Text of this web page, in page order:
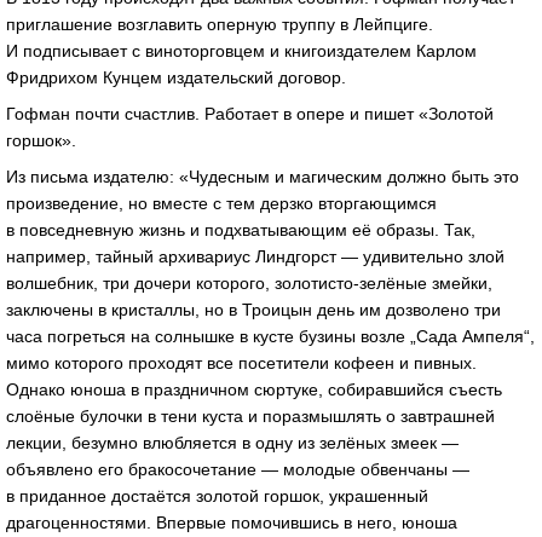
приглашение возглавить оперную труппу в Лейпциге.
И подписывает с виноторговцем и книгоиздателем Карлом
Фридрихом Кунцем издательский договор.
Гофман почти счастлив. Работает в опере и пишет «Золотой
горшок».
Из письма издателю: «Чудесным и магическим должно быть это
произведение, но вместе с тем дерзко вторгающимся
в повседневную жизнь и подхватывающим её образы. Так,
например, тайный архивариус Линдгорст — удивительно злой
волшебник, три дочери которого, золотисто-зелёные змейки,
заключены в кристаллы, но в Троицын день им дозволено три
часа погреться на солнышке в кусте бузины возле „Сада Ампеля“,
мимо которого проходят все посетители кофеен и пивных.
Однако юноша в праздничном сюртуке, собиравшийся съесть
слоёные булочки в тени куста и поразмышлять о завтрашней
лекции, безумно влюбляется в одну из зелёных змеек —
объявлено его бракосочетание — молодые обвенчаны —
в приданное достаётся золотой горшок, украшенный
драгоценностями. Впервые помочившись в него, юноша